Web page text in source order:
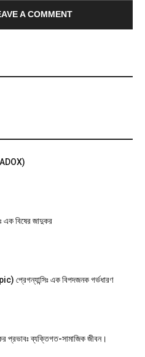
A COMMENT
এক বিষের জাদুকর
প্রেগন্যান্সিঃ এক বিপদজনক গর্ভধারণ
প্রভাবঃ ব্যক্তিগত-সামাজিক জীবন।